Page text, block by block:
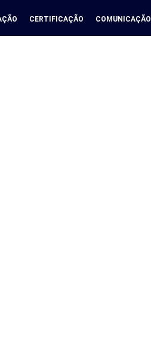
CERTIFICAÇÃO COMUNICAÇÃO